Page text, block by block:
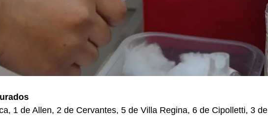
1 de Allen, 2 de Cervantes, 5 de Villa Regina, 6 de Cipolletti, 3 de